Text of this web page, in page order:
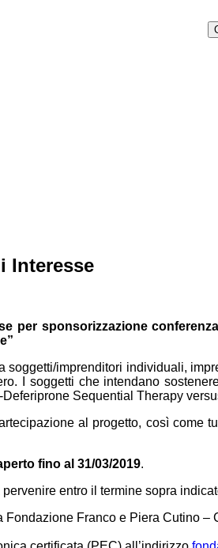
Interesse
per sponsorizzazione
soggetti/imprenditori individuali,
I soggetti che intendano
Sequential Therapy
al progetto, così come
fino al 31/03/2019.
entro il termine sopra
Fondazione Franco e Piera Cutino –